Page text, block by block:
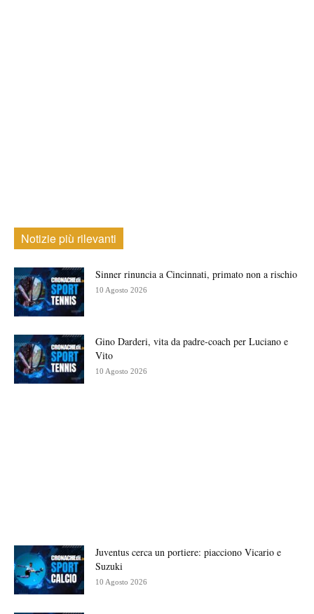
Notizie più rilevanti
Sinner rinuncia a Cincinnati, primato non a rischio
10 Agosto 2026
Gino Darderi, vita da padre-coach per Luciano e
Vito
10 Agosto 2026
Juventus cerca un portiere: piacciono Vicario e
Suzuki
10 Agosto 2026